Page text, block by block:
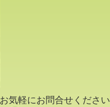
お気軽にお問合せください